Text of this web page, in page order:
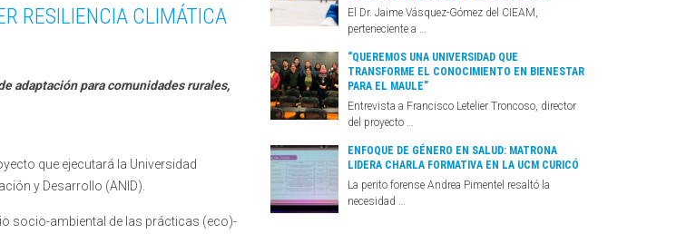
RESILIENCIA CLIMÁTICA
adaptación para comunidades rurales,
que ejecutará la Universidad
y Desarrollo (ANID).
socio-ambiental de las prácticas (eco)-
El Dr. Jaime Vásquez-Gómez del CIEAM,
perteneciente a …
“QUEREMOS UNA UNIVERSIDAD QUE
TRANSFORME EL CONOCIMIENTO EN BIENESTAR
PARA EL MAULE”
Entrevista a Francisco Letelier Troncoso, director
del proyecto …
ENFOQUE DE GÉNERO EN SALUD: MATRONA
LIDERA CHARLA FORMATIVA EN LA UCM CURICÓ
La perito forense Andrea Pimentel resaltó la
necesidad …